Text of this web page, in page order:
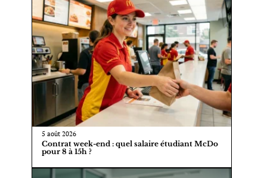
5 août 2026
Contrat week-end : quel salaire étudiant McDo
pour 8 à 15h ?